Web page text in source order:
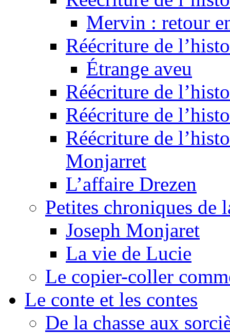
Mervin : retour
Réécriture de
Étrange aveu
Réécriture de
Réécriture de
Réécriture de
Monjarret
L’affaire Drezen
Petites chroniques de
Joseph Monjaret
La vie de Lucie
Le copier-coller
Le conte et les contes
De la chasse aux